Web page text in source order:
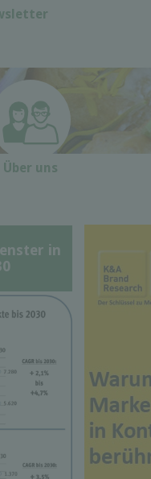
Über uns
in